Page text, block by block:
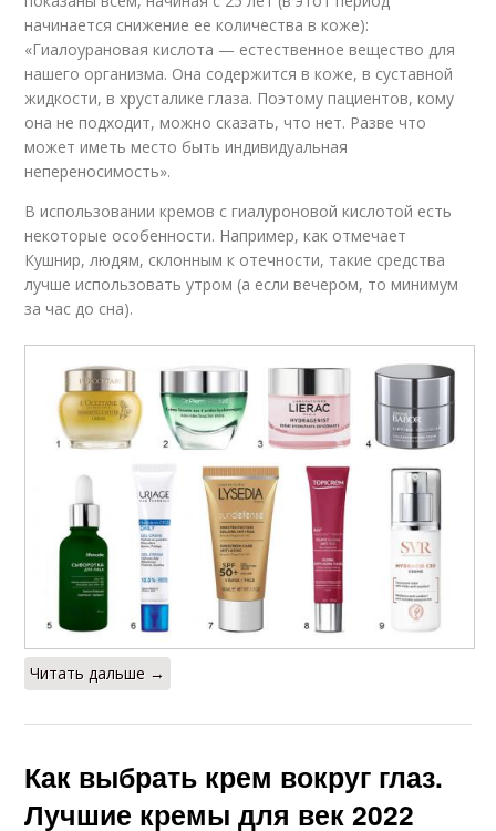
начинается снижение ее количества в коже):
«Гиалоурановая кислота — естественное вещество для
нашего организма. Она содержится в коже, в суставной
жидкости, в хрусталике глаза. Поэтому пациентов, кому
она не подходит, можно сказать, что нет. Разве что
может иметь место быть индивидуальная
непереносимость».
В использовании кремов с гиалуроновой кислотой есть
некоторые особенности. Например, как отмечает
Кушнир, людям, склонным к отечности, такие средства
лучше использовать утром (а если вечером, то минимум
за час до сна).
Читать дальше →
Как выбрать крем вокруг глаз.
Лучшие кремы для век 2022